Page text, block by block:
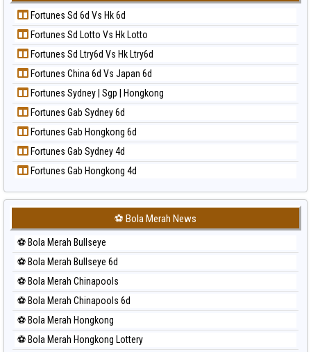
Paito Harian Sydney Lottery 6d
Paito Harian Sydney Lotto
Paito Harian Sydney Pools 6d
Paito Harian Taipei
Paito Harian Taiwan
Prediksi Korea
Prediksi Kuda Lari
Prediksi Magnum Cambodia
Prediksi Nagoya
Prediksi North Carolina Day
Prediksi Pcso
Prediksi Sao Paulo
Prediksi Singapore
Prediksi Sydney
Prediksi Sydney Lottery
Prediksi Sydney Lottery 6d
Prediksi Sydney Pools 6d
Prediksi Taipei
Prediksi Taiwan
Fortunes Sd 6d Vs Hk 6d
Fortunes Sd Lotto Vs Hk Lotto
Fortunes Sd Ltry6d Vs Hk Ltry6d
Fortunes China 6d Vs Japan 6d
Fortunes Sydney | Sgp | Hongkong
Fortunes Gab Sydney 6d
Fortunes Gab Hongkong 6d
Fortunes Gab Sydney 4d
Fortunes Gab Hongkong 4d
⚽ Bola Merah News
⚽ Bola Merah Bullseye
⚽ Bola Merah Bullseye 6d
⚽ Bola Merah Chinapools
⚽ Bola Merah Chinapools 6d
⚽ Bola Merah Hongkong
⚽ Bola Merah Hongkong Lottery